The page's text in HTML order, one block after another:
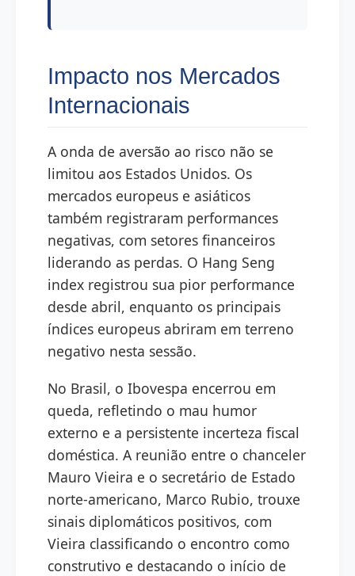
Impacto nos Mercados
Internacionais
A onda de aversão ao risco não se
limitou aos Estados Unidos. Os
mercados europeus e asiáticos
também registraram performances
negativas, com setores financeiros
liderando as perdas. O Hang Seng
index registrou sua pior performance
desde abril, enquanto os principais
índices europeus abriram em terreno
negativo nesta sessão.
No Brasil, o Ibovespa encerrou em
queda, refletindo o mau humor
externo e a persistente incerteza fiscal
doméstica. A reunião entre o chanceler
Mauro Vieira e o secretário de Estado
norte-americano, Marco Rubio, trouxe
sinais diplomáticos positivos, com
Vieira classificando o encontro como
construtivo e destacando o início de